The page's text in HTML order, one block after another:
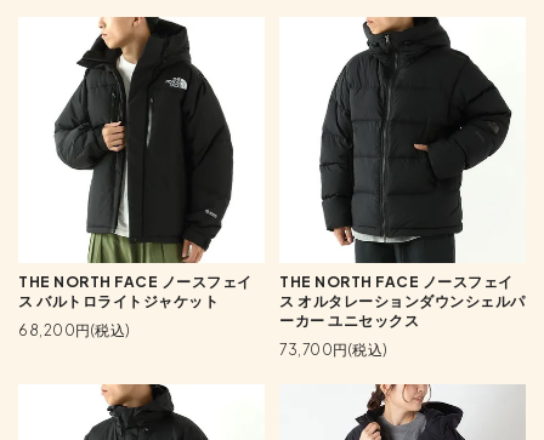
THE NORTH FACE ノースフェイ
ス バルトロライトジャケット
68,200円(税込)
THE NORTH FACE ノースフェイ
ス オルタレーションダウンシェルパ
ーカー ユニセックス
73,700円(税込)